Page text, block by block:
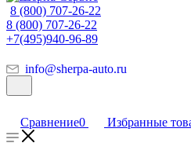
8 (800) 707-26-22
8 (800) 707-26-22
+7(495)940-96-89
info@sherpa-auto.ru
Сравнение0 Избранные